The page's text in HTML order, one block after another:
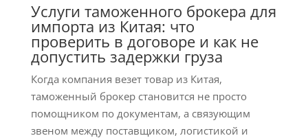
Услуги таможенного брокера для
импорта из Китая: что
проверить в договоре и как не
допустить задержки груза
Когда компания везет товар из Китая,
таможенный брокер становится не просто
помощником по документам, а связующим
звеном между поставщиком, логистикой и